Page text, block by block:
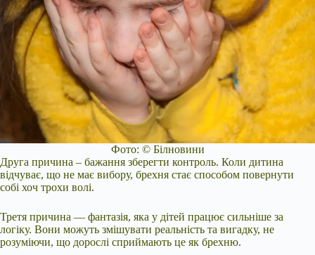
Фото: © Білновини
Друга причина – бажання зберегти контроль. Коли дитина
відчуває, що не має вибору, брехня стає способом повернути
собі хоч трохи волі.
Третя причина — фантазія, яка у дітей працює сильніше за
логіку. Вони можуть змішувати реальність та вигадку, не
розуміючи, що дорослі сприймають це як брехню.